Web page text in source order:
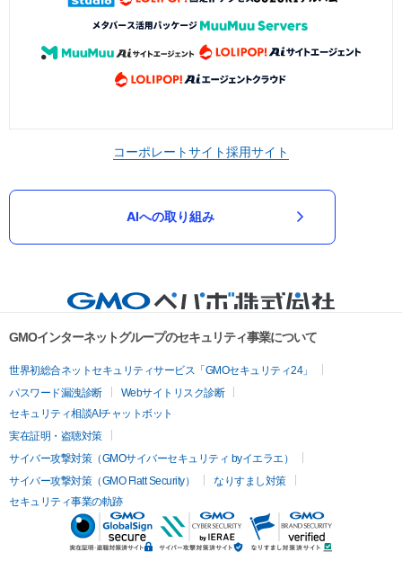
コーポレートサイト採用サイト
AIへの取り組み
GMOインターネットグループのセキュリティ事業について
世界初総合ネットセキュリティサービス「GMOセキュリティ24」
パスワード漏洩診断
Webサイトリスク診断
セキュリティ相談AIチャットボット
実在証明・盗聴対策
サイバー攻撃対策（GMOサイバーセキュリティ byイエラエ）
サイバー攻撃対策（GMO Flatt Security）
なりすまし対策
セキュリティ事業の軌跡